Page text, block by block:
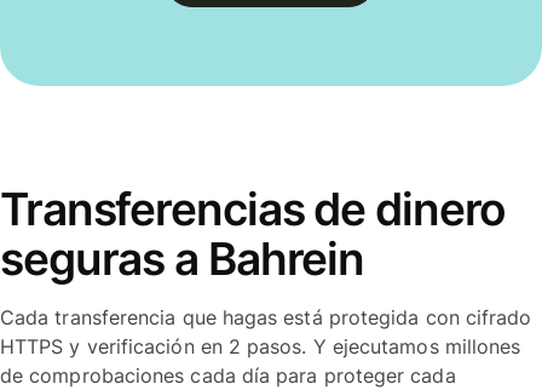
Transferencias de dinero
seguras a Bahrein
Cada transferencia que hagas está protegida con cifrado
HTTPS y verificación en 2 pasos. Y ejecutamos millones
de comprobaciones cada día para proteger cada